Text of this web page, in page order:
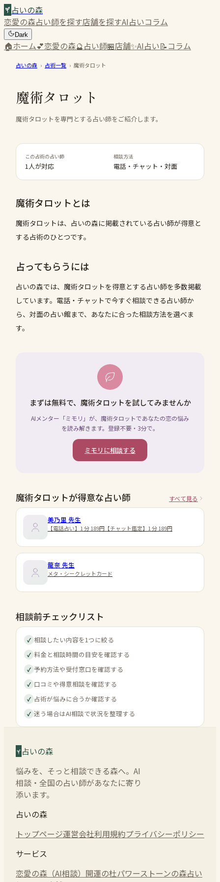
占いの森
恋愛の森占い師を探す店舗を探すAI占いコラム
Dark
🏠ホーム💕恋愛の森🔮占い師🏪店舗✨AI占い📝コラム
占いの森 › 占術一覧 › 魔術タロット
魔術タロット
魔術タロットを専門とする占い師をご紹介します。
この占術の占い師
1人が対応
相談方法
電話・チャット・対面
魔術タロット とは
魔術タロットは、占いの森に掲載されている占い師が得意と
する占術のひとつです。
占ってもらうには
占いの森では、 魔術タロットを得意とする占い師を多数掲載
しています。電話・チャットで今すぐ相談できる占い師か
ら、対面の占い館まで、あなたに合った相談方法を選べま
す。
まずは無料で、魔術タロットを試してみませんか
AIメンター「ミモリ」が、魔術タロットであなたの恋の悩み
を読み解きます。登録不要・3分で。
ミモリに相談する
魔術タロットが得意な占い師 すべて見る
美乃里 先生
【電話占い】1 分 189円【チャット鑑定】1 分 189円
龍奈 先生
メタ・シークレットカード
相談前チェックリスト
✓ 相談したい内容を1つに絞る
✓ 料金と相談時間の目安を確認する
✓ 予約方法や受付窓口を確認する
✓ 口コミや得意相談を確認する
✓ 占術が悩みに合うか確認する
✓ 迷う場合はAI相談で状況を整理する
占いの森
悩みを、そっと相談できる森へ。AI
相談・全国の占い師があなたに寄り
添います。
占いの森
トップページ運営会社利用規約プライバシーポリシー
サービス
恋愛の森（AI相談） 開運の杜パワーストーンの森占い